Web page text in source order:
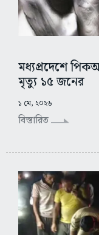
মধ্যপ্রদেশে
মৃত্যু ১৫ জনের
১ মে, ২০২৬
বিস্তারিত